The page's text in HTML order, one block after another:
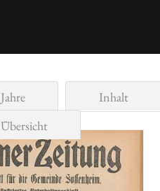
Jahre
Inhalt
Übersicht